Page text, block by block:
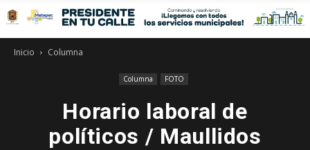
Libre
Inicio Columna
Columna FOTO
Horario laboral de
políticos / Maullidos